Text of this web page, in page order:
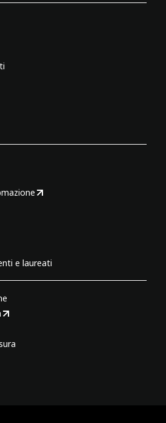
e laureati